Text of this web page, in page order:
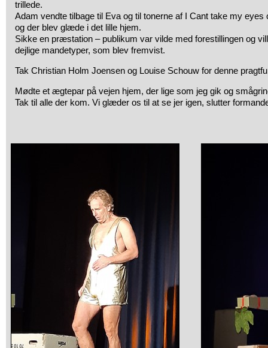
trillede.
Adam vendte tilbage til Eva og til tonerne af I Cant take my eyes
og der blev glæde i det lille hjem.
Sikke en præstation – publikum var vilde med forestillingen og
dejlige mandetyper, som blev fremvist.
Tak Christian Holm Joensen og Louise Schouw for denne
Mødte et ægtepar på vejen hjem, der lige som jeg gik og
Tak til alle der kom. Vi glæder os til at se jer igen, slutter